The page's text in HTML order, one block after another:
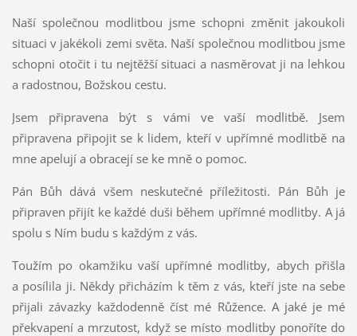
Naší společnou modlitbou jsme schopni změnit jakoukoli
situaci v jakékoli zemi světa. Naší společnou modlitbou jsme
schopni otočit i tu nejtěžší situaci a nasměrovat ji na lehkou
a radostnou, Božskou cestu.
Jsem připravena být s vámi ve vaší modlitbě. Jsem
připravena připojit se k lidem, kteří v upřímné modlitbě na
mne apelují a obracejí se ke mně o pomoc.
Pán Bůh dává všem neskutečné příležitosti. Pán Bůh je
připraven přijít ke každé duši během upřímné modlitby. A já
spolu s Ním budu s každým z vás.
Toužím po okamžiku vaší upřímné modlitby, abych přišla
a posílila ji. Někdy přicházím k těm z vás, kteří jste na sebe
přijali závazky každodenně číst mé Růžence. A jaké je mé
překvapení a mrzutost, když se místo modlitby ponoříte do